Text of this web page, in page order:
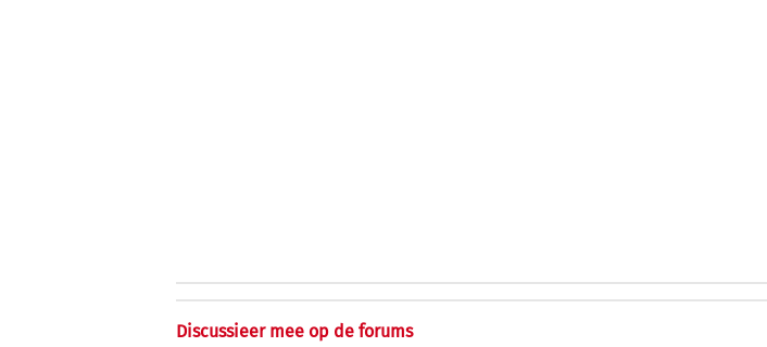
Discussieer mee op de forums